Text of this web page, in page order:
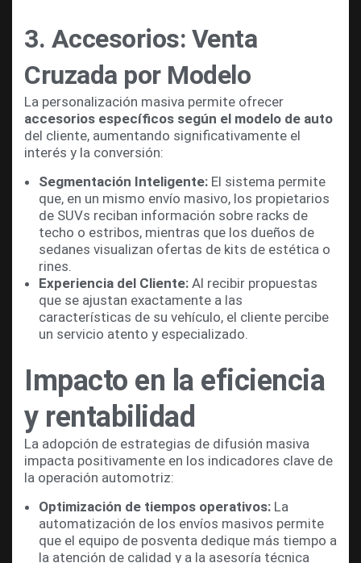
3. Accesorios: Venta
Cruzada por Modelo
La personalización masiva permite ofrecer
accesorios específicos según el modelo de auto
del cliente, aumentando significativamente el
interés y la conversión:
Segmentación Inteligente: El sistema permite
que, en un mismo envío masivo, los propietarios
de SUVs reciban información sobre racks de
techo o estribos, mientras que los dueños de
sedanes visualizan ofertas de kits de estética o
rines.
Experiencia del Cliente: Al recibir propuestas
que se ajustan exactamente a las
características de su vehículo, el cliente percibe
un servicio atento y especializado.
Impacto en la eficiencia
y rentabilidad
La adopción de estrategias de difusión masiva
impacta positivamente en los indicadores clave de
la operación automotriz:
Optimización de tiempos operativos: La
automatización de los envíos masivos permite
que el equipo de posventa dedique más tiempo a
la atención de calidad y a la asesoría técnica